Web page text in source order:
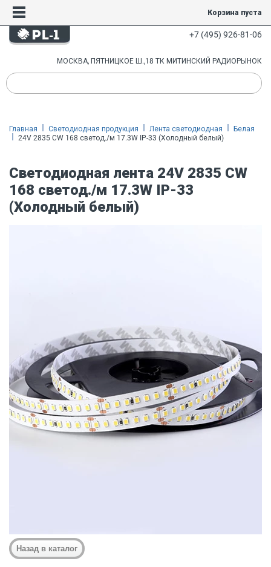
Корзина пуста
+7 (495) 926-81-06
МОСКВА, ПЯТНИЦКОЕ Ш.,18 ТК МИТИНСКИЙ РАДИОРЫНОК
Главная Светодиодная продукция Лента светодиодная
Белая
24V 2835 CW 168 светод./м 17.3W IP-33 (Холодный белый)
Светодиодная лента 24V 2835 CW
168 светод./м 17.3W IP-33
(Холодный белый)